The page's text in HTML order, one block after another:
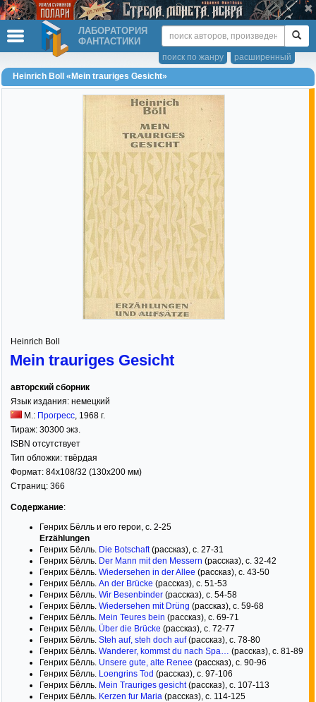
ЛАБОРАТОРИЯ
ФАНТАСТИКИ
расширенный
поиск по жанру
Heinrich Boll «Mein trauriges Gesicht»
Heinrich Boll
Mein trauriges Gesicht
авторский сборник
Язык издания: немецкий
М.: Прогресс, 1968 г.
Тираж: 30300 экз.
ISBN отсутствует
Тип обложки: твёрдая
Формат: 84x108/32 (130x200 мм)
Страниц: 366
Содержание:
Генрих Бёлль и его герои, с. 2-25
Erzählungen
Генрих Бёлль. Die Botschaft(рассказ), с. 27-31
Генрих Бёлль. Der Mann mit den Messern (рассказ), с. 32-42
Генрих Бёлль. Wiedersehen in der Allee (рассказ), с. 43-50
Генрих Бёлль. An der Brücke (рассказ), с. 51-53
Генрих Бёлль. Wir Besenbinder (рассказ), с. 54-58
Генрих Бёлль. Wiedersehen mit Drüng (рассказ), с. 59-68
Генрих Бёлль. Mein Teures bein (рассказ), с. 69-71
Генрих Бёлль. Über die Brücke (рассказ), с. 72-77
Генрих Бёлль. Steh auf, steh doch auf(рассказ), с. 78-80
Генрих Бёлль. Wanderer, kommst du nach Spa… (рассказ), с. 81-89
Генрих Бёлль. Unsere gute, alte Renee (рассказ), с. 90-96
Генрих Бёлль. Loengrins Tod (рассказ), с. 97-106
Генрих Бёлль. Mein Trauriges gesicht(рассказ), с. 107-113
Генрих Бёлль. Kerzen fur Maria (рассказ), с. 114-125